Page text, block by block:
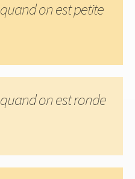
quand on est petite
quand on est ronde